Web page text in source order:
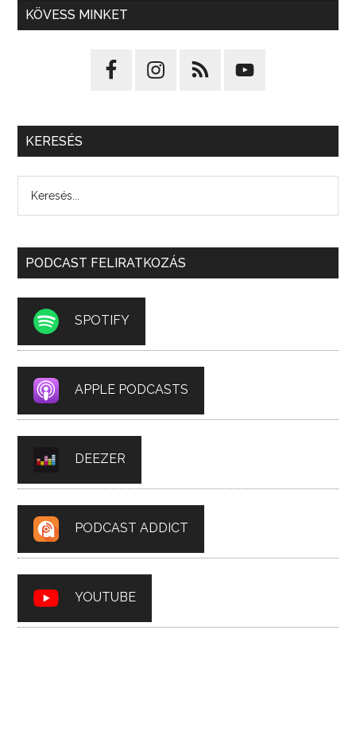
KÖVESS MINKET
KERESÉS
PODCAST FELIRATKOZÁS
SPOTIFY
APPLE PODCASTS
DEEZER
PODCAST ADDICT
YOUTUBE